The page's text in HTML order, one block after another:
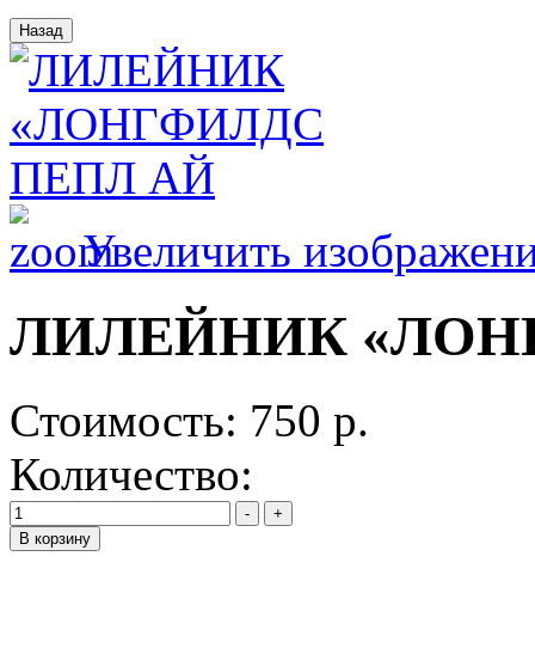
Увеличить
ЛИЛЕЙНИК
Стоимость: 750 р.
Количество: